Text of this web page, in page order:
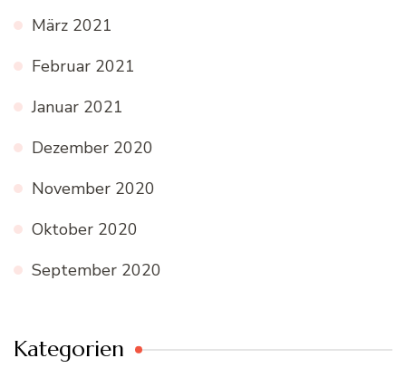
März 2021
Februar 2021
Januar 2021
Dezember 2020
November 2020
Oktober 2020
September 2020
Kategorien